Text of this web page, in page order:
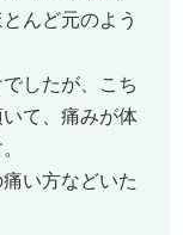
んど元のよう
したが、こち
て、痛みが体
い方などいた